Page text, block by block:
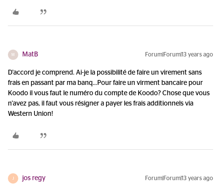
M MatB Forum|Forum|13 years ago
D'accord je comprend. Ai-je la possibilité de faire un virement sans
frais en passant par ma banq...Pour faire un virment bancaire pour
Koodo il vous faut le numéro du compte de Koodo? Chose que vous
n'avez pas, il faut vous résigner a payer les frais additionnels via
Western Union!
jos regy Forum|Forum|13 years ago